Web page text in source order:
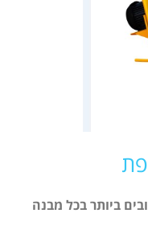
ביותר בכל מבנה